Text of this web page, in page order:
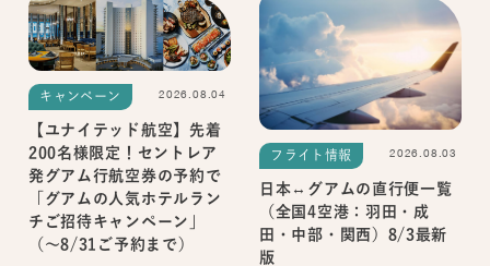
キャンペーン 2026.08.04
【ユナイテッド航空】先着
200名様限定！セントレア
発グアム行航空券の予約で
「グアムの人気ホテルラン
チご招待キャンペーン」
（～8/31ご予約まで）
フライト情報 2026.08.03
日本↔グアムの直行便一覧
（全国4空港：羽田・成
田・中部・関西）8/3最新
版